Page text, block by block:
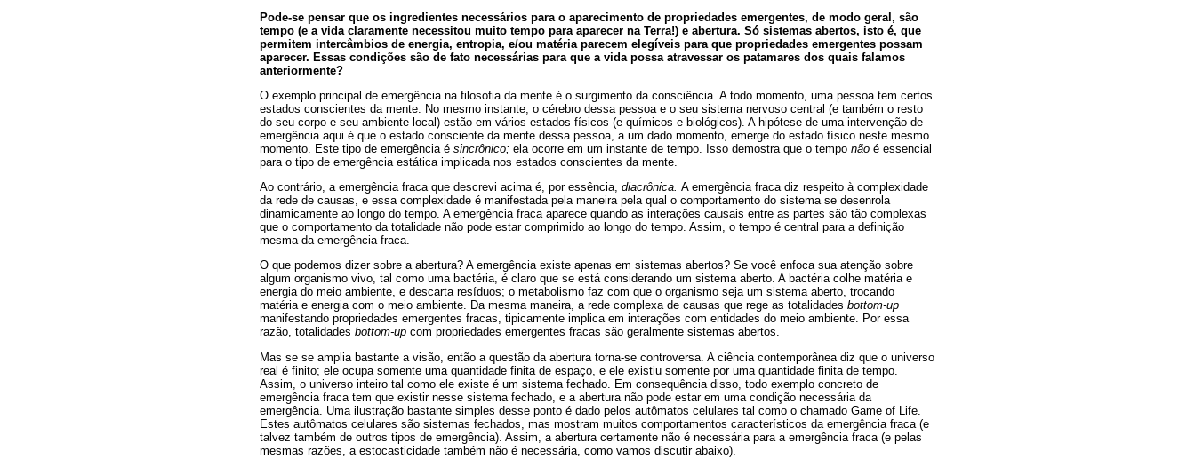
Pode-se pensar que os ingredientes necessários para o aparecimento de propriedades emergentes, de modo geral, são
tempo (e a vida claramente necessitou muito tempo para aparecer na Terra!) e abertura. Só sistemas abertos, isto é, que
permitem intercâmbios de energia, entropia, e/ou matéria parecem elegíveis para que propriedades emergentes possam
aparecer. Essas condições são de fato necessárias para que a vida possa atravessar os patamares dos quais falamos
anteriormente?
O exemplo principal de emergência na filosofia da mente é o surgimento da consciência. A todo momento, uma pessoa tem certos
estados conscientes da mente. No mesmo instante, o cérebro dessa pessoa e o seu sistema nervoso central (e também o resto
do seu corpo e seu ambiente local) estão em vários estados físicos (e químicos e biológicos). A hipótese de uma intervenção de
emergência aqui é que o estado consciente da mente dessa pessoa, a um dado momento, emerge do estado físico neste mesmo
momento. Este tipo de emergência é sincrônico; ela ocorre em um instante de tempo. Isso demostra que o tempo não é essencial
para o tipo de emergência estática implicada nos estados conscientes da mente.
Ao contrário, a emergência fraca que descrevi acima é, por essência, diacrônica. A emergência fraca diz respeito à complexidade
da rede de causas, e essa complexidade é manifestada pela maneira pela qual o comportamento do sistema se desenrola
dinamicamente ao longo do tempo. A emergência fraca aparece quando as interações causais entre as partes são tão complexas
que o comportamento da totalidade não pode estar comprimido ao longo do tempo. Assim, o tempo é central para a definição
mesma da emergência fraca.
O que podemos dizer sobre a abertura? A emergência existe apenas em sistemas abertos? Se você enfoca sua atenção sobre
algum organismo vivo, tal como uma bactéria, é claro que se está considerando um sistema aberto. A bactéria colhe matéria e
energia do meio ambiente, e descarta resíduos; o metabolismo faz com que o organismo seja um sistema aberto, trocando
matéria e energia com o meio ambiente. Da mesma maneira, a rede complexa de causas que rege as totalidades bottom-up
manifestando propriedades emergentes fracas, tipicamente implica em interações com entidades do meio ambiente. Por essa
razão, totalidades bottom-up com propriedades emergentes fracas são geralmente sistemas abertos.
Mas se se amplia bastante a visão, então a questão da abertura torna-se controversa. A ciência contemporânea diz que o universo
real é finito; ele ocupa somente uma quantidade finita de espaço, e ele existiu somente por uma quantidade finita de tempo.
Assim, o universo inteiro tal como ele existe é um sistema fechado. Em consequência disso, todo exemplo concreto de
emergência fraca tem que existir nesse sistema fechado, e a abertura não pode estar em uma condição necessária da
emergência. Uma ilustração bastante simples desse ponto é dado pelos autômatos celulares tal como o chamado Game of Life.
Estes autômatos celulares são sistemas fechados, mas mostram muitos comportamentos característicos da emergência fraca (e
talvez também de outros tipos de emergência). Assim, a abertura certamente não é necessária para a emergência fraca (e pelas
mesmas razões, a estocasticidade também não é necessária, como vamos discutir abaixo).